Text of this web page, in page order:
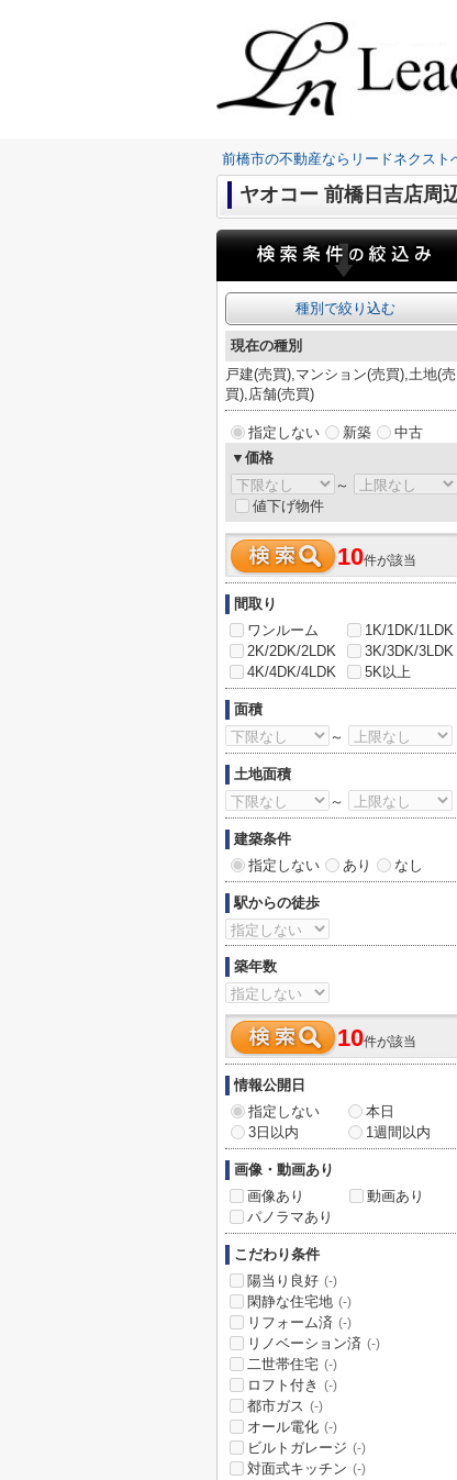
前橋市の不動産ならリードネクスト
ヤオコー 前橋日吉店周
種別で絞り込む
現在の種別
戸建(売買),マンション(売買),土地(売
買),店舗(売買)
指定しない 新築
中古
▼価格
～
値下げ物件
10件が該当
間取り
ワンルーム
1K/1DK/1LDK
2K/2DK/2LDK
3K/3DK/3LDK
4K/4DK/4LDK
5K以上
面積
～
土地面積
～
建築条件
指定しない
あり なし
駅からの徒歩
築年数
10件が該当
情報公開日
指定しない
本日
3日以内
1週間以内
画像・動画あり
画像あり
動画あり
パノラマあり
こだわり条件
陽当り良好 (-)
閑静な住宅地 (-)
リフォーム済 (-)
リノベーション済 (-)
二世帯住宅 (-)
ロフト付き (-)
都市ガス (-)
オール電化 (-)
ビルトガレージ (-)
対面式キッチン (-)